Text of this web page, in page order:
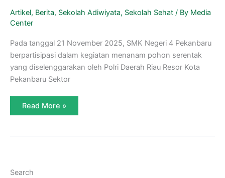
Artikel, Berita, Sekolah Adiwiyata, Sekolah Sehat / By Media
Center
Pada tanggal 21 November 2025, SMK Negeri 4 Pekanbaru
berpartisipasi dalam kegiatan menanam pohon serentak
yang diselenggarakan oleh Polri Daerah Riau Resor Kota
Pekanbaru Sektor
Read More »
Search